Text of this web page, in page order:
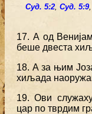
Суд. 5:2, Суд. 5:9,
17. А од
беше двеста
18. А за њим
хиљада
19. Ови
цар по тврдим